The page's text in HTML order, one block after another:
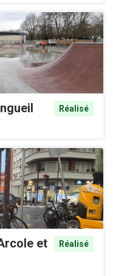
Réalisé
et
Réalisé